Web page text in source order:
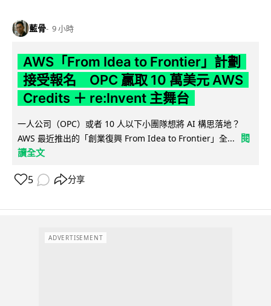
藍骨 9 小時
AWS「From Idea to Frontier」計劃
接受報名 OPC 贏取 10 萬美元 AWS
Credits ＋ re:Invent 主舞台
一人公司（OPC）或者 10 人以下小團隊想將 AI 構思落地？
AWS 最近推出的「創業復興 From Idea to Frontier」全...
閱
讀全文
5 分享
ADVERTISEMENT